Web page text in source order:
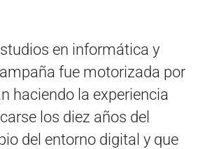
en informática y
fue motorizada por
haciendo la experiencia
los diez años del
del entorno digital y que